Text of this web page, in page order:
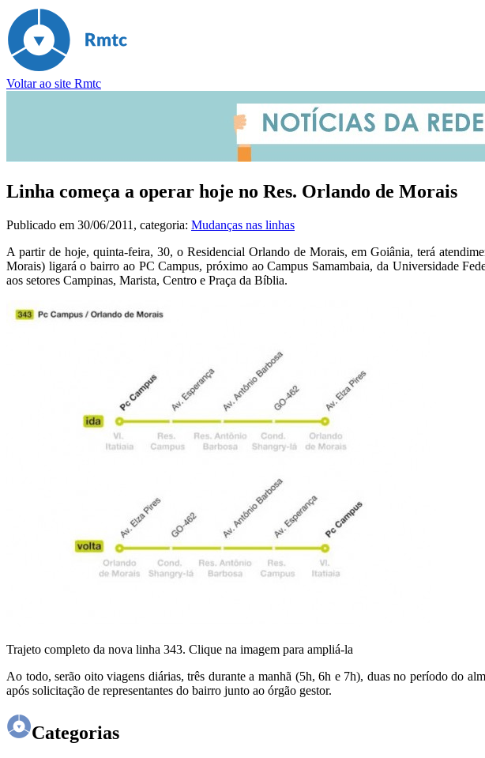
Voltar ao site Rmtc
Linha começa a operar hoje no Res. Orlando de Morais
Publicado em 30/06/2011 , categoria: Mudanças nas linhas
A partir de hoje, quinta-feira, 30, o Residencial Orlando de Morais, em Goiânia, terá
Morais) ligará o bairro ao PC Campus, próximo ao Campus Samambaia, da Universidade
aos setores Campinas, Marista, Centro e Praça da Bíblia.
Trajeto completo da nova linha 343. Clique na imagem para ampliá-la
Ao todo, serão oito viagens diárias, três durante a manhã (5h, 6h e 7h), duas no período do
após solicitação de representantes do bairro junto ao órgão gestor.
Categorias